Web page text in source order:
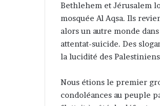
Bethlehem et Jérusalem
mosquée Al Aqsa. Ils
alors un autre monde
attentat-suicide. Des
la lucidité des
Nous étions le premier
condoléances au peuple